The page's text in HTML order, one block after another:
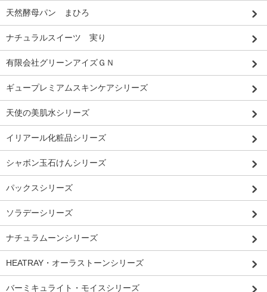
天然酵母パン まひろ
ナチュラルスイーツ 実り
有限会社グリーンアイズＧＮ
ギュープレミアムスキンケアシリーズ
天使の美肌水シリーズ
イリアール化粧品シリーズ
シャボン玉石けんシリーズ
パックスシリーズ
ソラデーシリーズ
ナチュラムーンシリーズ
HEATRAY・オーラストーンシリーズ
バーミキュライト・モイスシリーズ